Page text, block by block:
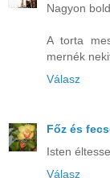
Nagyon
A torta
mernék
Válasz
Főz és
Isten
Válasz